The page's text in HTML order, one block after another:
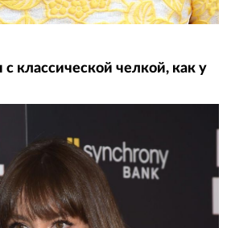
классической челкой, как у